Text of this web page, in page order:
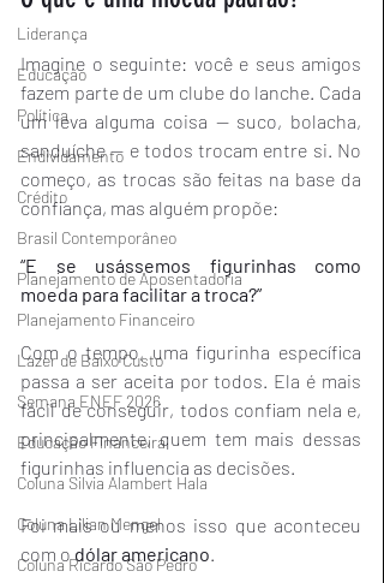
Liderança
Educação
Política
Endividamento
Crédito
Brasil Contemporâneo
Planejamento de Aposentadoria
Planejamento Financeiro
Lazer de Baixo Custo
Semana ENEF 2026
Educação Financeira
Coluna Silvia Alambert Hala
Coluna Lilian Mengel
Coluna Ricardo São Pedro
Imagine o seguinte: você e seus amigos
fazem parte de um clube do lanche. Cada
um leva alguma coisa — suco, bolacha,
sanduíche — e todos trocam entre si. No
começo, as trocas são feitas na base da
confiança, mas alguém propõe:
“E se usássemos figurinhas como
moeda para facilitar a troca?”
Com o tempo, uma figurinha específica
passa a ser aceita por todos. Ela é mais
fácil de conseguir, todos confiam nela e,
principalmente, quem tem mais dessas
figurinhas influencia as decisões.
Foi mais ou menos isso que aconteceu
com o dólar americano.